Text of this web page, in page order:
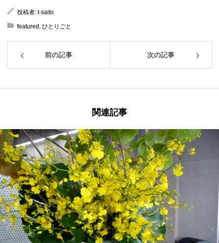
投稿者: t-saito
featured ひとりごと
前の記事 次の記事
関連記事